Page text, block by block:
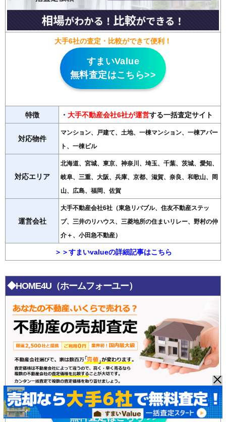
大手6社の査定・比較ができて便利！
すまいValue
無料査定はこちら>>
特徴 ・ 大手不動産会社6社が運営する一括査定サイト
対応物件
マンション、戸建て、土地、一棟マンション、一棟アパー
ト、一棟ビル
対応エリア
北海道、宮城、東京、神奈川、埼玉、千葉、茨城、愛知、
岐阜、三重、大阪、兵庫、京都、滋賀、奈良、和歌山、岡
山、広島、福岡、佐賀
運営会社
大手不動産会社6社（東急リバブル、住友不動産ステッ
プ、三井のリハウス、三菱地所の住まいリレー、野村の仲
介＋、小田急不動産）
＞＞すまいvalueの詳細記事はこちら
◆HOME4U（ホームフォーユー）
HOME4U
無料査定はこちら >>